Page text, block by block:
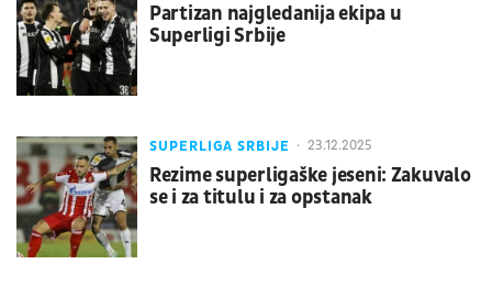
Partizan najgledanija ekipa u
Superligi Srbije
SUPERLIGA SRBIJE 23.12.2025
Rezime superligaške jeseni: Zakuvalo
se i za titulu i za opstanak